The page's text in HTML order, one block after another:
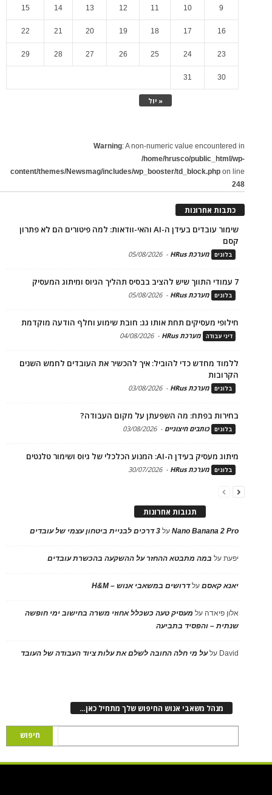
« יול
9
10
11
12
13
14
15
16
17
18
19
20
21
22
23
24
25
26
27
28
29
30
31
Warning: A non-numeric value encountered in
/home/hrusco/public_html/wp-
content/themes/Newsmag/includes/wp_booster/td_block.php on line
248
כתבות אחרונות
שימור עובדים בעידן ה-AI והאי-וודאות: למה פיטורים הם לא פתרון
קסם
בלוגים מערכת HRus -
05/08/2026
7 עמודי התווך שיש להציב בבסיס תהליך הגיוס ומיתוג המעסיק
בלוגים מערכת HRus -
05/08/2026
חילופי מעסיקים תחת אותו גג: חובת שימוע וחלף הודעה מוקדמת
דיני עבודה מערכת HRus -
04/08/2026
ללמוד מחדש כדי להוביל: איך להכשיר את העובדים לחמש השנים
הקרובות
בלוגים מערכת HRus -
03/08/2026
בחירות בפתח: מה השפעתן על מקום העבודה?
בלוגים כותבים חיצוניים -
03/08/2026
מיתוג מעסיק בעידן ה-AI: המנוע הכלכלי של גיוס ושימור טלנטים
בלוגים מערכת HRus -
30/07/2026
תגובות אחרונות
Nano Banana 2 Proעל 3 דרכים לבניית ביטחון עצמי של עובדים
יפעתעל במה מתבטא ההחזר על ההשקעה בהכשרת עובדים
יאנא קאסםעלדרושים במשאבי אנוש – H&M
אלון פיאדה על מעסיק טעה כשכלל אחוזי משרה בחישוב ימי חופשה
שנתית – והפסיד בתביעה
David עלעל מי חלה החובה לשלם את עלות ציוד העבודה של העובד
מנהל משאבי אנוש החיפוש שלך מתחיל כאן…